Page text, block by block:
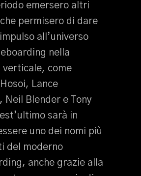
emersero altri
permisero di dare
all’universo
nella
verticale, come
Lance
Neil Blender e Tony
sarà in
uno dei nomi più
del moderno
anche grazie alla